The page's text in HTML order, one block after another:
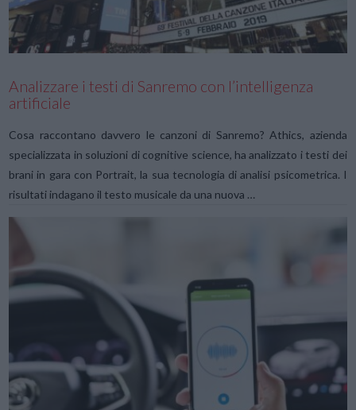
Analizzare i testi di Sanremo con l’intelligenza
artificiale
Cosa raccontano davvero le canzoni di Sanremo? Athics, azienda
specializzata in soluzioni di cognitive science, ha analizzato i testi dei
brani in gara con Portrait, la sua tecnologia di analisi psicometrica. I
risultati indagano il testo musicale da una nuova …